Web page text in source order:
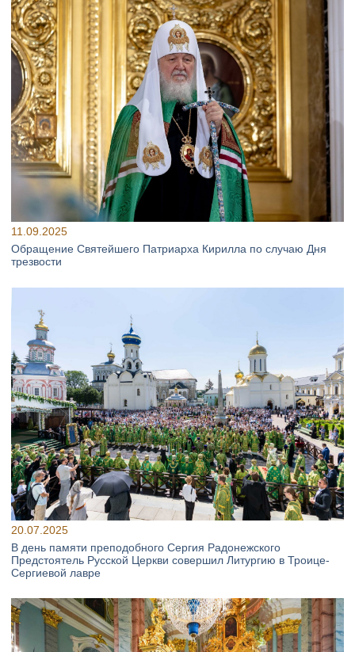
11.09.2025
Обращение Святейшего Патриарха Кирилла по случаю Дня
трезвости
20.07.2025
В день памяти преподобного Сергия Радонежского
Предстоятель Русской Церкви совершил Литургию в Троице-
Сергиевой лавре